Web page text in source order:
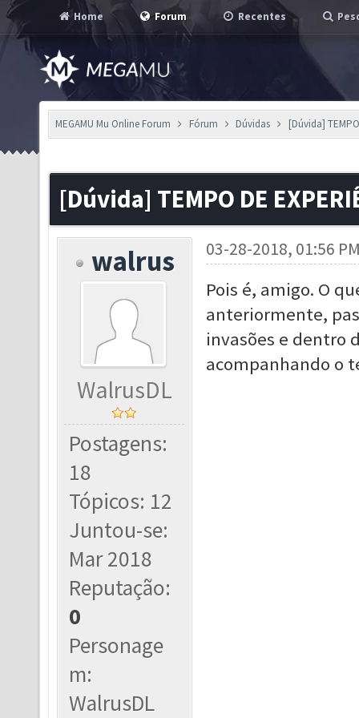
Home Forum Recentes
MEGAMU Mu Online Forum Fórum Dúvidas [Dúvida]
[Dúvida] TEMPO DE
walrus
WalrusDL
Postagens:
18
Tópicos: 12
Juntou-se:
Mar 2018
Reputação:
0
Personage
m:
WalrusDL
03-28-2018, 01:56
Pois é, amigo. O
anteriormente,
invasões e dentro
acompanhando o